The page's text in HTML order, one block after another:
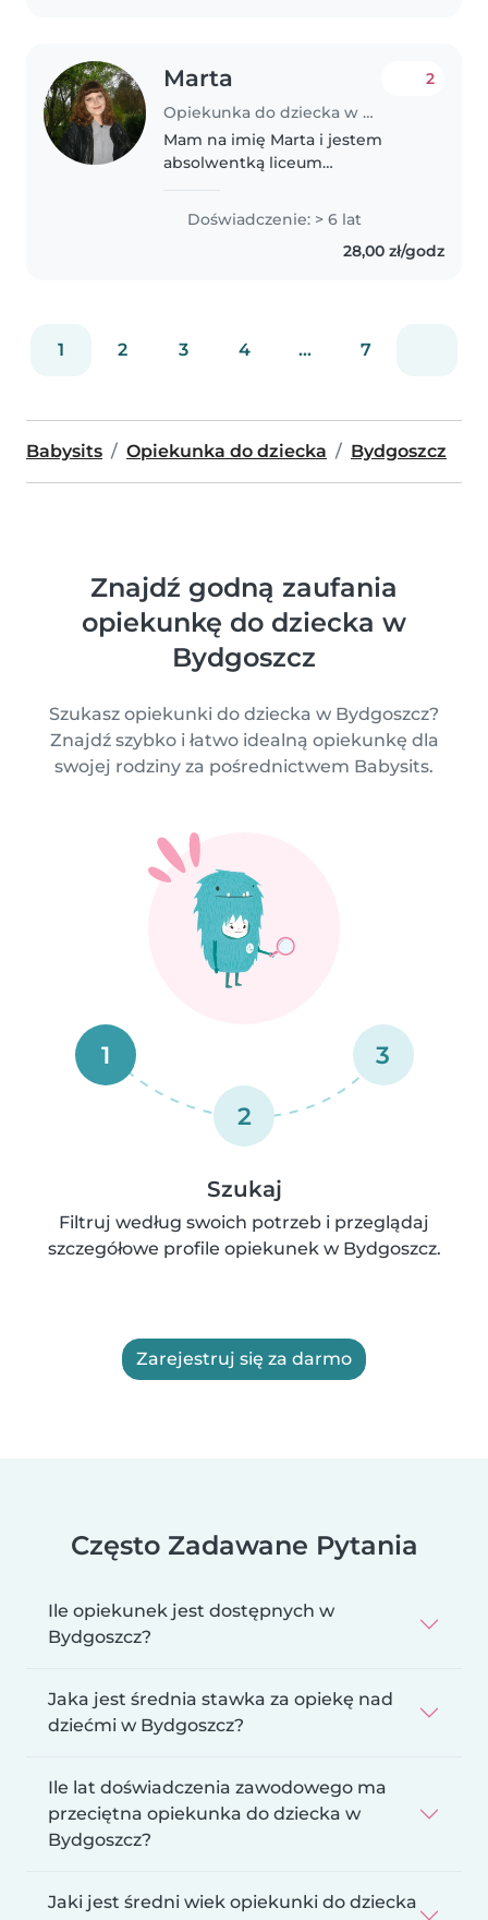
Marta
Opiekunka do dziecka w Bydgoszcz
2
Mam na imię Marta i jestem
absolwentką liceum
kreatywną, odpowiedzialną i
pełną energii — szczególnie jeśli
chodzi o pracę z dziećmi :)
Doświadczenie: > 6 lat
28,00 zł/godz
1 2 3 4 ... 7
Babysits Opiekunka do dziecka Bydgoszcz
Znajdź godną zaufania
opiekunkę do dziecka w
Bydgoszcz
Szukasz opiekunki do dziecka w Bydgoszcz?
Znajdź szybko i łatwo idealną opiekunkę dla
swojej rodziny za pośrednictwem Babysits.
1
2
3
Szukaj
Filtruj według swoich potrzeb i przeglądaj
szczegółowe profile opiekunek w Bydgoszcz.
Zarejestruj się za darmo
Często Zadawane Pytania
Ile opiekunek jest dostępnych w
Bydgoszcz?
Jaka jest średnia stawka za opiekę nad
dziećmi w Bydgoszcz?
Ile lat doświadczenia zawodowego ma
przeciętna opiekunka do dziecka w
Bydgoszcz?
Jaki jest średni wiek opiekunki do dziecka